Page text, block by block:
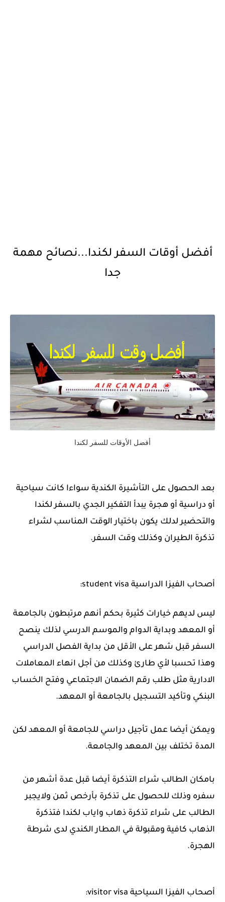
أفضل أوقات السفر لكندا...نصائح مهمة
جدا
أفضل الأوقات للسفر لكندا
بعد الحصول على التأشيرة الكندية سواءا كانت سياحية
أو دراسية أو هجرة يبدأ التفكير الجدي بالسفر لكندا
والتحضير لدلك يكون باختيار الوقت المناسب لشراء
تذكرة الطيران وكذلك وقت السفر.
أصحاب الفيزا الدراسية student visa:
ليس لديهم خيارات كثيرة بحكم أنهم مرتبطون بالجامعة
أو المعهد وبداية الدوام والموسم الدرسي لذلك ينصح
السفر قبل شهر على الأقل من بداية الفصل الدراسي
وهذا تحسبا لأي طارئ وكذلك من أجل انهاء المعاملات
الادارية مثل طلب رقم الضمان الاجتماعي وفتح الخساب
البنكي وتأكيد التسجيل بالجامعة أو المعهد.
ويمكن أيضا عمل تأجيل دراسي للجامعة أو المعهد لكن
المدة تختلف بين المعهد والجامعة.
بامكان الطالب شراء التذكرة أيضا قبل عدة أشهر من
سفره وذلك للحصول على تذكرة بأرخص ثمن ولايجبر
الطالب على شراء تذكرة ذهاب واياب لكندا فتذكرة
الذهاب كافية ومقبولة في المطار الكندي لدى شرطة
الهجرة.
أصحاب الفيزا السياحية visitor visa: